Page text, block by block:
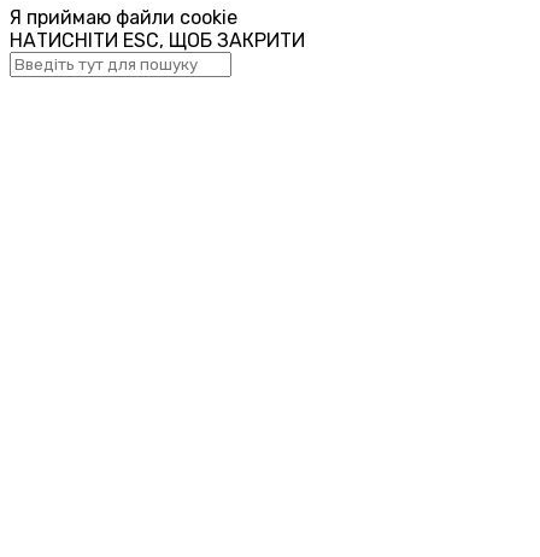
Я приймаю файли cookie
НАТИСНІТИ ESC, ЩОБ ЗАКРИТИ